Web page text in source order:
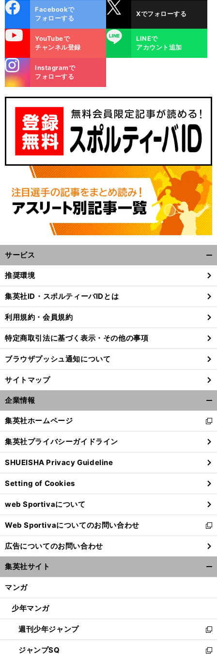
ok
Facebookで
フォローする
Xでフォローする
YouTubeで
チャンネル登録
LINE
LINEで
アカウント追加
m
Instagramで
フォローする
サービス
閉
る
推奨環境
集英社ID・スポルティーバIDとは
利用規約・会員規約
特定商取引法に基づく表示・その他の事項
ブラウザプッシュ通知について
サイトマップ
企業情報
閉
る
集英社ホームページ
新
し
い
ウ
ィ
ン
ド
ウ
で
開
く
集英社プライバシーガイドライン
SHUEISHA Privacy Guideline
Setting of Cookies
web Sportivaについて
Web Sportivaについてのお問い合わせ
新
し
い
ウ
ィ
ン
ウ
開
く
広告についてのお問い合わせ
集英社サイト
マンガ
少年マンガ
週刊少年ジャンプ
新
し
い
ジャンプSQ
新